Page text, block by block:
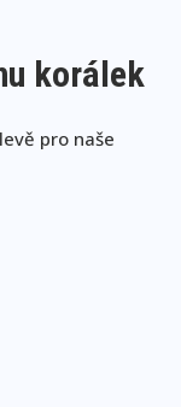
korálek
pro naše